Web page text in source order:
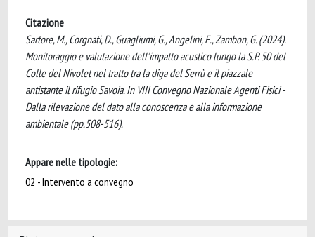
Citazione
Sartore, M., Corgnati, D., Guagliumi, G., Angelini, F., Zambon, G. (2024).
Monitoraggio e valutazione dell’impatto acustico lungo la S.P. 50 del
Colle del Nivolet nel tratto tra la diga del Serrù e il piazzale
antistante il rifugio Savoia. In VIII Convegno Nazionale Agenti Fisici -
Dalla rilevazione del dato alla conoscenza e alla informazione
ambientale (pp.508-516).
Appare nelle tipologie:
02 - Intervento a convegno